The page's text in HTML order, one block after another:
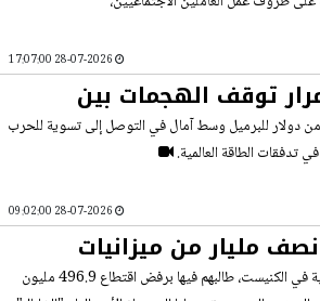
توقف الهجمات بين
من دولار للبرميل وسط آمال في التوصل إلى تسوية للحرب
تدفقات الطاقة العالمية.
مليار من ميزانيات
مكافحة الجريمة
وجّه مركز مساواة، اليوم الاثنين، رسالة إلى أعضاء لجنة المالية في الكنيست، طالبهم فيها برفض اقتطاع 496.9 مليون